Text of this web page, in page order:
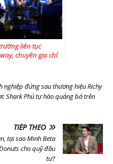
liên tục
chuyên gia chỉ
tư liên tục thua
nghiệp đứng sau thương hiệu Richy
Shark Phú tự hào quảng bá trên
TIẾP THEO
tại sao Minh Beta
cho quỹ đầu
tư?